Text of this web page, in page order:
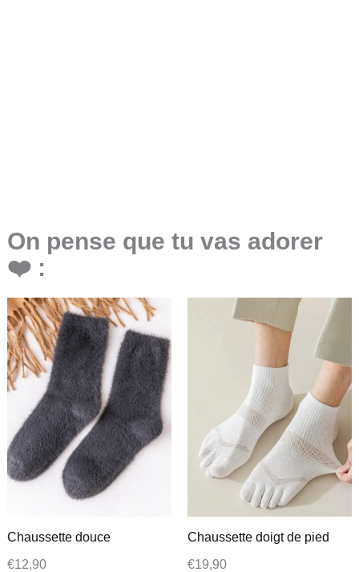
On pense que tu vas adorer
❤️ :
Chaussette douce
€12,90
Chaussette doigt de pied
€19,90